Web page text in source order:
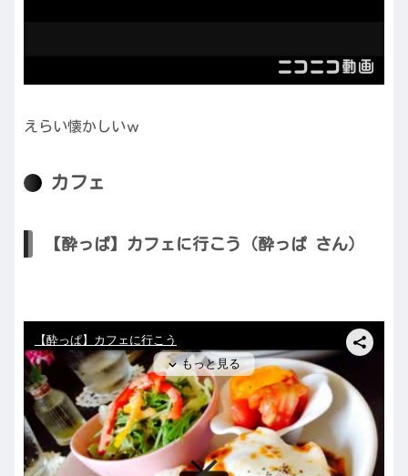
えらい懐かしいｗ
カフェ
【酔っぱ】カフェに行こう（酔っぱ さん）